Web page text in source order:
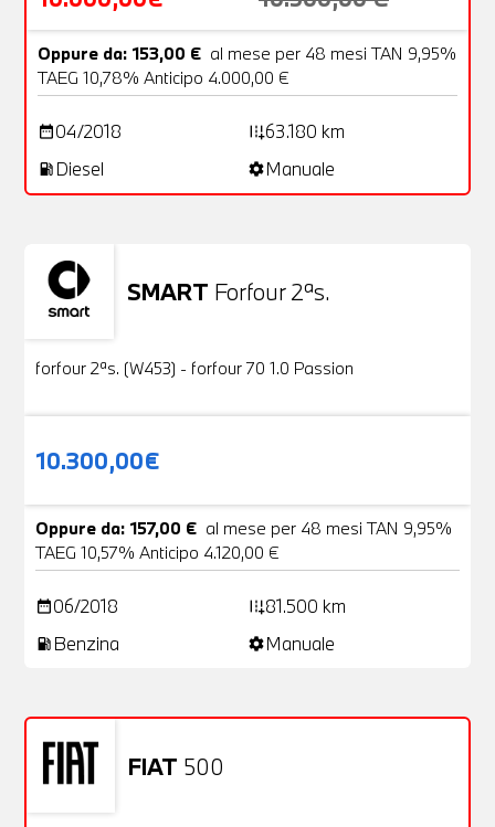
Oppure da: 153,00 € al mese per 48 mesi TAN 9,95%
TAEG 10,78% Anticipo 4.000,00 €
date_range04/2018 add_road63.180 km
local_gas_station Diesel settingsManuale
SMART Forfour 2ªs.
Usato
forfour 2ªs. (W453) - forfour 70 1.0 Passion
10.300,00€
Oppure da: 157,00 € al mese per 48 mesi TAN 9,95%
TAEG 10,57% Anticipo 4.120,00 €
date_range06/2018 add_road81.500 km
local_gas_station Benzina settingsManuale
FIAT 500
Usato